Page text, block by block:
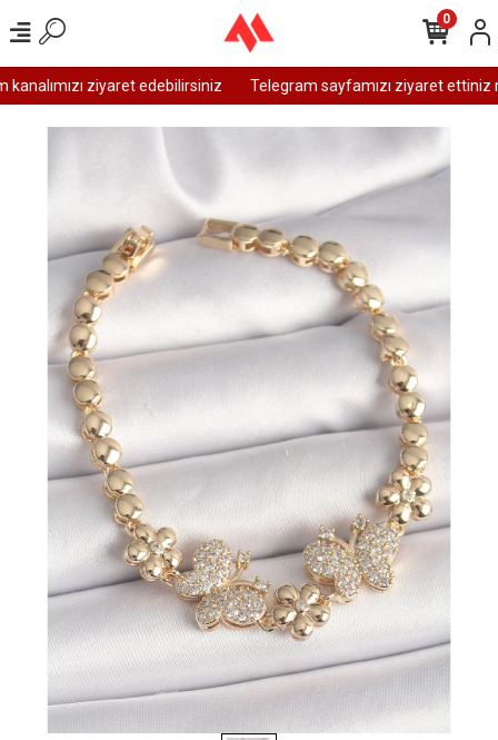
ziyaret edebilirsiniz Telegram sayfamızı ziyaret ettiniz
0